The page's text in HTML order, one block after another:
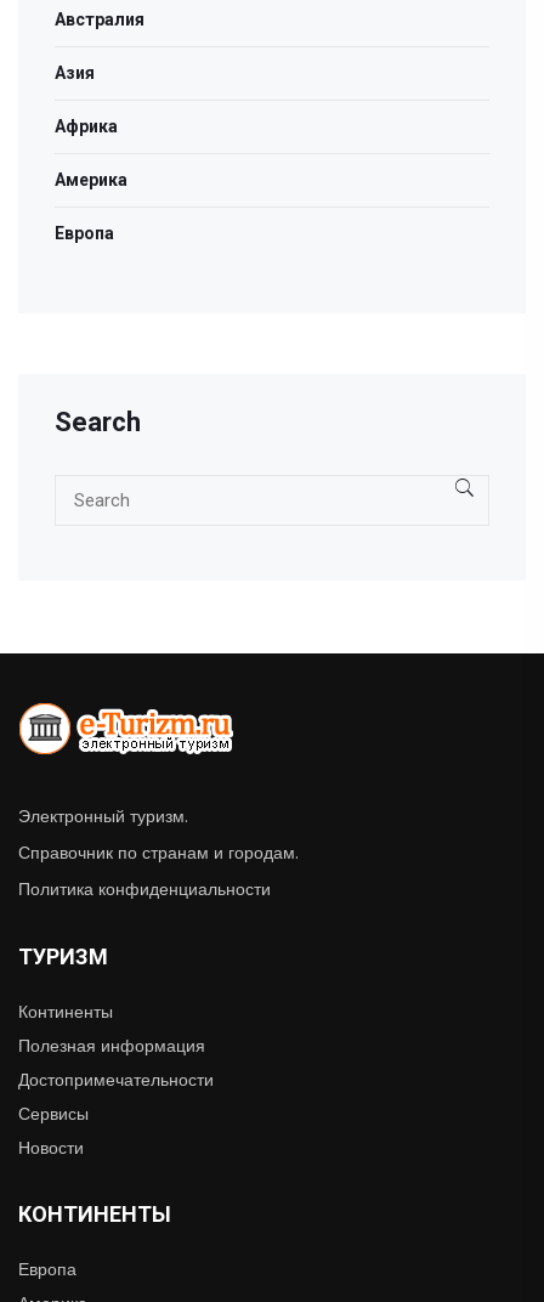
Австралия
Азия
Африка
Америка
Европа
Search
Электронный туризм.
Справочник по странам и городам.
Политика конфиденциальности
ТУРИЗМ
Континенты
Полезная информация
Достопримечательности
Сервисы
Новости
КОНТИНЕНТЫ
Европа